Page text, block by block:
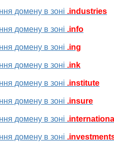
домену в зоні .industries
домену в зоні .info
домену в зоні .ing
домену в зоні .ink
домену в зоні .institute
домену в зоні .insure
домену в зоні
домену в зоні